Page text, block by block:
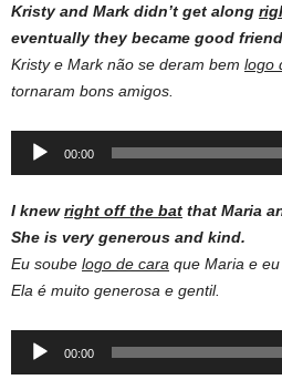
Kristy and Mark didn’t get along
eventually they became good
Kristy e Mark não se deram bem logo
tornaram bons amigos.
Audio
00:00
I knewright off the bat that Maria
She is very generous and kind.
Eu soube logo de cara que Maria e
Ela é muito generosa e gentil.
Audio
00:00